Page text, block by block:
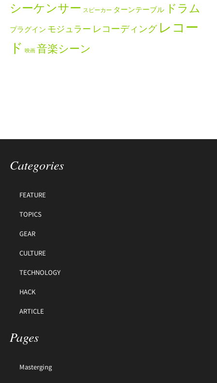
シーケンサー スピーカー ターンテーブル ドラム
プラグイン モジュラー レコーディング レコー
ド 映画 音楽シーン
Categories
FEATURE
TOPICS
GEAR
CULTURE
TECHNOLOGY
HACK
ARTICLE
Pages
Masterging